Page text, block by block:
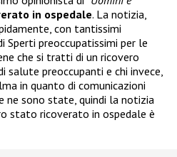
in ospedale. La notizia,
con tantissimi
Sperti preoccupatissimi per le
che si tratti di un ricovero
salute preoccupanti e chi invece,
in quanto di comunicazioni
sono state, quindi la notizia
stato ricoverato in ospedale è